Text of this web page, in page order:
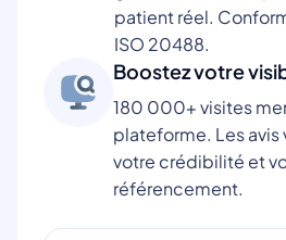
patient réel.
ISO 20488.
Boostez votre
180 000+ visites
plateforme. Les
votre crédibilité et
référencement.